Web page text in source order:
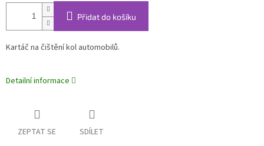
Přidat do košíku
Kartáč na čištění kol automobilů.
Detailní informace
ZEPTAT SE SDÍLET